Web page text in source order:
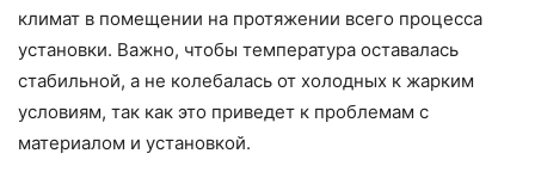
климат в помещении на протяжении всего процесса
установки. Важно, чтобы температура оставалась
стабильной, а не колебалась от холодных к жарким
условиям, так как это приведет к проблемам с
материалом и установкой.